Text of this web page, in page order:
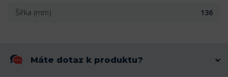
Šířka (mm) 136
Máte dotaz k produktu?